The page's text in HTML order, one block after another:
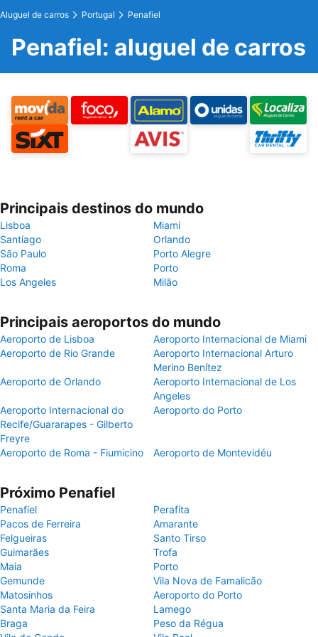
Aluguel de carros Portugal Penafiel
Penafiel: aluguel de carros
Principais destinos do mundo
Lisboa
Miami
Santiago
Orlando
São Paulo
Porto Alegre
Roma
Porto
Los Angeles
Milão
Principais aeroportos do mundo
Aeroporto de Lisboa
Aeroporto Internacional de Miami
Aeroporto de Rio Grande
Aeroporto Internacional Arturo
Merino Benítez
Aeroporto de Orlando
Aeroporto Internacional de Los
Angeles
Aeroporto Internacional do
Recife/Guararapes - Gilberto
Freyre
Aeroporto do Porto
Aeroporto de Roma - Fiumicino Aeroporto de Montevidéu
Próximo Penafiel
Penafiel
Perafita
Pacos de Ferreira
Amarante
Felgueiras
Santo Tirso
Guimarães
Trofa
Maia
Porto
Gemunde
Vila Nova de Famalicão
Matosinhos
Aeroporto do Porto
Santa Maria da Feira
Lamego
Braga
Peso da Régua